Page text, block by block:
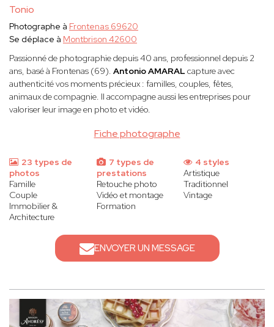
Tonio
Fiche photographe
Photographe à Frontenas 69620
Se déplace à Montbrison 42600
Passionné de photographie depuis 40 ans, professionnel depuis 2
ans, basé à Frontenas (69). Antonio AMARALcapture avec
authenticité vos moments précieux : familles, couples, fêtes,
animaux de compagnie. Il accompagne aussi les entreprises pour
valoriser leur image en photo et vidéo.
23 types de
photos
Famille
Couple
Immobilier &
Architecture
7 types de
prestations
Retouche photo
Vidéo et montage
Formation
4 styles
Artistique
Traditionnel
Vintage
ENVOYER UN MESSAGE